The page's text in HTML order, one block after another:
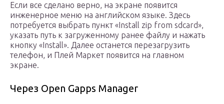
Если все сделано верно, на экране появится
инженерное меню на английском языке. Здесь
потребуется выбрать пункт «Install zip from sdcard»,
указать путь к загруженному ранее файлу и нажать
кнопку «Install». Далее останется перезагрузить
телефон, и Плей Маркет появится на главном
экране.
Через Open Gapps Manager